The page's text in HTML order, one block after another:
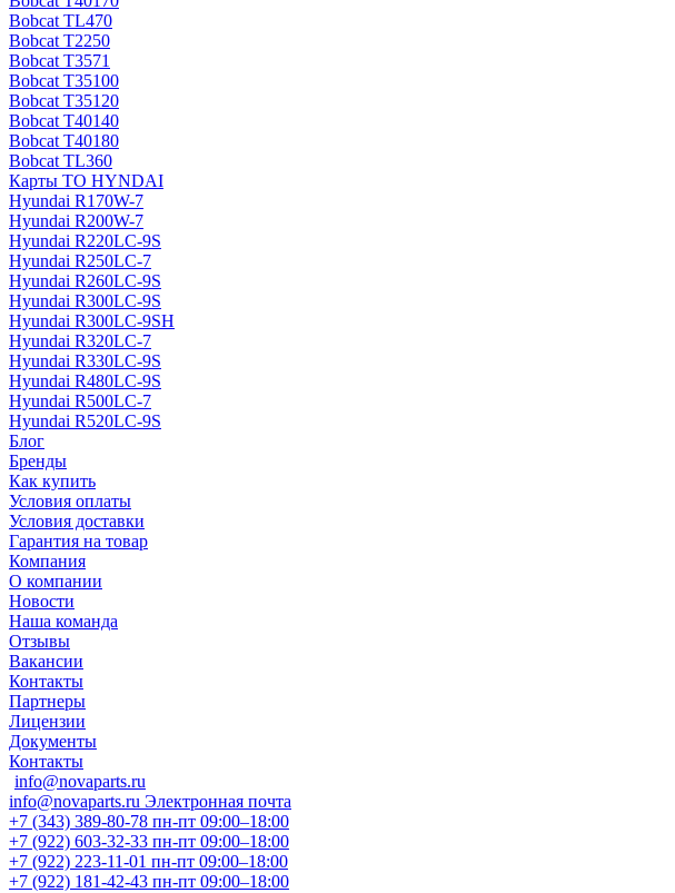
Bobcat TL470
Bobcat Т2250
Bobcat Т3571
Bobcat Т35100
Bobcat Т35120
Bobcat Т40140
Bobcat Т40180
Bobcat ТL360
Карты ТО HYNDAI
Hyundai R170W-7
Hyundai R200W-7
Hyundai R220LC-9S
Hyundai R250LC-7
Hyundai R260LC-9S
Hyundai R300LC-9S
Hyundai R300LC-9SH
Hyundai R320LC-7
Hyundai R330LC-9S
Hyundai R480LC-9S
Hyundai R500LC-7
Hyundai R520LC-9S
Блог
Бренды
Как купить
Условия оплаты
Условия доставки
Гарантия на товар
Компания
О компании
Новости
Наша команда
Отзывы
Вакансии
Контакты
Партнеры
Лицензии
Документы
Контакты
info@novaparts.ru
info@novaparts.ru Электронная почта
+7 (343) 389-80-78 пн-пт 09:00–18:00
+7 (922) 603-32-33 пн-пт 09:00–18:00
+7 (922) 223-11-01 пн-пт 09:00–18:00
+7 (922) 181-42-43 пн-пт 09:00–18:00